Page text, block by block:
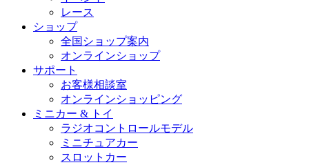
レース
ショップ
全国ショップ案内
オンラインショップ
サポート
お客様相談室
オンラインショッピング
ミニカー & トイ
ラジオコントロールモデル
ミニチュアカー
スロットカー